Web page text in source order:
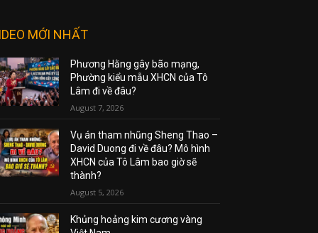
MỚI NHẤT
Phương Hằng gây bão mạng,
Phường kiểu mẫu XHCN của Tô
Lâm đi về đâu?
August 7, 2026
Vụ án tham nhũng Sheng Thao –
David Duong đi về đâu? Mô hình
XHCN của Tô Lâm bao giờ sẽ
thành?
August 5, 2026
Khủng hoảng kim cương vàng